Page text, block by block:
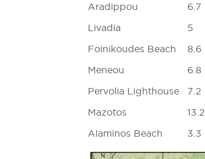
Aradippou
6.7
Livadia
5
Foinikoudes Beach
8.6
Meneou
6.8
Pervolia Lighthouse
7.2
Mazotos
13.2
Alaminos Beach
3.3